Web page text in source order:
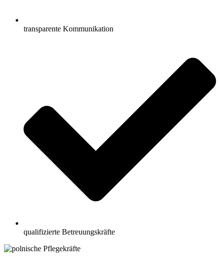
transparente Kommunikation
qualifizierte Betreuungskräfte